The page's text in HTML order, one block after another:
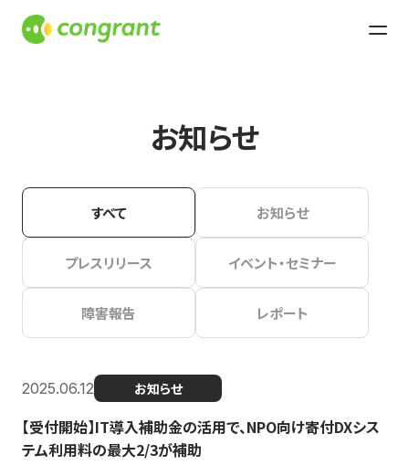
お知らせ
すべて お知らせ
プレスリリース イベント・セミナー
障害報告 レポート
2025.06.12 お知らせ
【受付開始】IT導入補助金の活用で、NPO向け寄付DXシス
テム利用料の最大2/3が補助